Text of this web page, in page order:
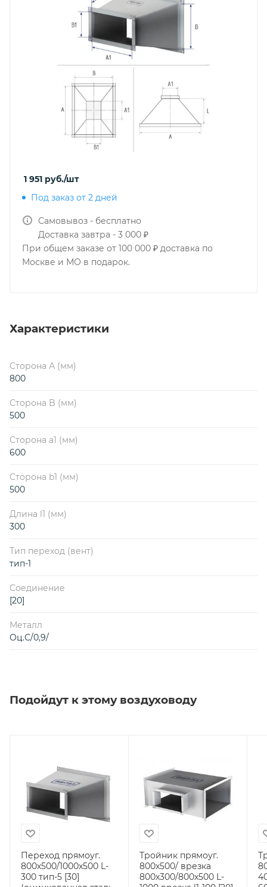
1 951 руб./шт
Под заказ от 2 дней
Самовывоз - бесплатно
Доставка завтра - 3 000 ₽
При общем заказе от 100 000 ₽ доставка по
Москве и МО в подарок.
Характеристики
Сторона А (мм)
800
Сторона B (мм)
500
Сторона a1 (мм)
600
Сторона b1 (мм)
500
Длина l1 (мм)
300
Тип переход (вент)
тип-1
Соединение
[20]
Металл
Оц.С/0,9/
Подойдут к этому воздуховоду
Переход прямоуг.
800х500/1000х500 L-
300 тип-5 [30]
Тройник прямоуг.
800х500/ врезка
800х300/800х500 L-